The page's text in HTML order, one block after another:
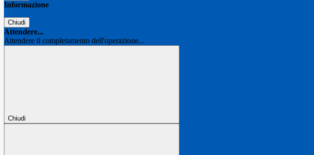
Informazione
Chiudi
Attendere...
Attendere il completamento dell'operazione...
Chiudi